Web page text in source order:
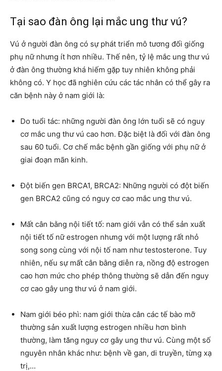
Tại sao đàn ông lại mắc ung thư vú?
Vú ở người đàn ông có sự phát triển mô tương đối giống
phụ nữ nhưng ít hơn nhiều. Thế nên, tỷ lệ mắc ung thư vú
ở đàn ông thường khá hiếm gặp tuy nhiên không phải
không có. Y học đã nghiên cứu các tác nhân có thể gây ra
căn bệnh này ở nam giới là:
Do tuổi tác: những người đàn ông lớn tuổi sẽ có nguy
cơ mắc ung thư vú cao hơn. Đặc biệt là đối với đàn ông
sau 60 tuổi. Cơ chế mắc bệnh gần giống với phụ nữ ở
giai đoạn mãn kinh.
Đột biến gen BRCA1, BRCA2: Những người có đột biến
gen BRCA2 cũng có nguy cơ cao mắc ung thư vú.
Mất cân bằng nội tiết tố: nam giới vẫn có thể sản xuất
nội tiết tố nữ estrogen nhưng với một lượng rất nhỏ
song song cùng với nội tố nam như testosterone. Tuy
nhiên, nếu sự mất cân bằng diễn ra, nồng độ estrogen
cao hơn mức cho phép thông thường sẽ dẫn đến nguy
cơ cao gây ung thư vú ở nam giới.
Nam giới béo phì: nam giới thừa cân các tế bào mỡ
thường sản xuất lượng estrogen nhiều hơn bình
thường, làm tăng nguy cơ gây ung thư vú. Cùng một số
nguyên nhân khác như: bệnh về gan, di truyền, từng xạ
trị,…